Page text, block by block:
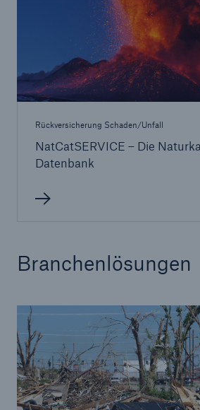
Rückversicherung Schaden/Unfall
NatCatSERVICE – Die
Datenbank
Branchenlösungen